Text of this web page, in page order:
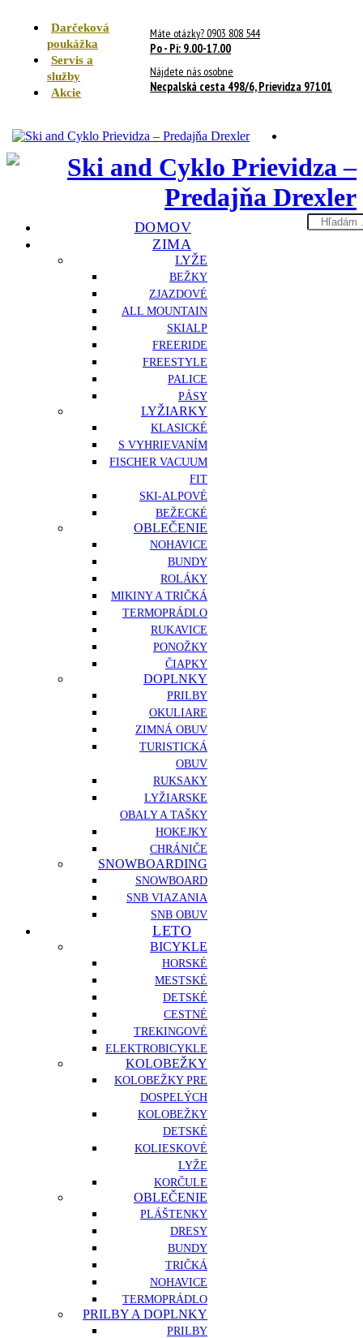
Darčeková
poukážka
Servis a
služby
Akcie
Máte otázky? 0903 808 544
Po - Pi: 9.00-17.00
Nájdete nás osobne
Necpalská cesta 498/6, Prievidza 97101
DOMOV
ZIMA
LYŽE
BEŽKY
ZJAZDOVÉ
ALL MOUNTAIN
SKIALP
FREERIDE
FREESTYLE
PALICE
PÁSY
LYŽIARKY
KLASICKÉ
S VYHRIEVANÍM
FISCHER VACUUM
FIT
SKI-ALPOVÉ
BEŽECKÉ
OBLEČENIE
NOHAVICE
BUNDY
ROLÁKY
MIKINY A TRIČKÁ
TERMOPRÁDLO
RUKAVICE
PONOŽKY
ČIAPKY
DOPLNKY
PRILBY
OKULIARE
ZIMNÁ OBUV
TURISTICKÁ
OBUV
RUKSAKY
LYŽIARSKE
OBALY A TAŠKY
HOKEJKY
CHRÁNIČE
SNOWBOARDING
SNOWBOARD
SNB VIAZANIA
SNB OBUV
LETO
BICYKLE
HORSKÉ
MESTSKÉ
DETSKÉ
CESTNÉ
TREKINGOVÉ
ELEKTROBICYKLE
KOLOBEŽKY
KOLOBEŽKY PRE
DOSPELÝCH
KOLOBEŽKY
DETSKÉ
KOLIESKOVÉ
LYŽE
KORČULE
OBLEČENIE
PLÁŠTENKY
DRESY
BUNDY
TRIČKÁ
NOHAVICE
TERMOPRÁDLO
PRILBY A DOPLNKY
PRILBY
Search
here